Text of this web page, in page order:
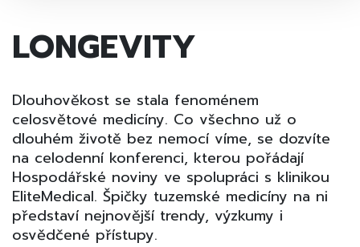
LONGEVITY
Dlouhověkost se stala fenoménem
celosvětové medicíny. Co všechno už o
dlouhém životě bez nemocí víme, se dozvíte
na celodenní konferenci, kterou pořádají
Hospodářské noviny ve spolupráci s klinikou
EliteMedical. Špičky tuzemské medicíny na ni
představí nejnovější trendy, výzkumy i
osvědčené přístupy.